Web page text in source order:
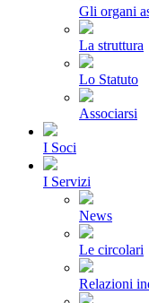
Gli organi
La struttura
Lo Statuto
Associarsi
I Soci
I Servizi
News
Le circolari
Relazioni